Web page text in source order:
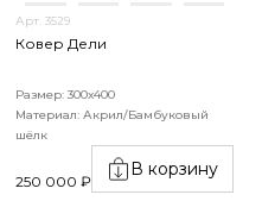
Арт. 3529
Ковер Дели
Размер: 300х400
Материал: Акрил/Бамбуковый
шёлк
250 000 ₽
В корзину